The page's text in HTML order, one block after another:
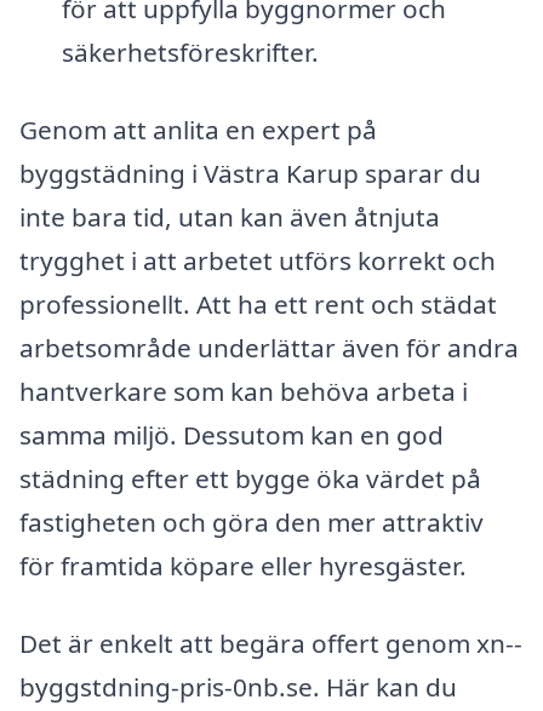
för att uppfylla byggnormer och
säkerhetsföreskrifter.
Genom att anlita en expert på
byggstädning i Västra Karup sparar du
inte bara tid, utan kan även åtnjuta
trygghet i att arbetet utförs korrekt och
professionellt. Att ha ett rent och städat
arbetsområde underlättar även för andra
hantverkare som kan behöva arbeta i
samma miljö. Dessutom kan en god
städning efter ett bygge öka värdet på
fastigheten och göra den mer attraktiv
för framtida köpare eller hyresgäster.
Det är enkelt att begära offert genom xn--
byggstdning-pris-0nb.se. Här kan du